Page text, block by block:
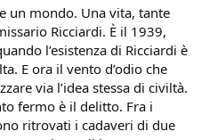
un mondo. Una vita, tante
Ricciardi. È il 1939,
l’esistenza di Ricciardi è
E ora il vento d’odio che
via l’idea stessa di civiltà.
fermo è il delitto. Fra i
ritrovati i cadaveri di due